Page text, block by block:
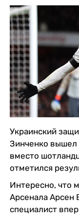
Украинский
Зинченко вышел
вместо
отметился
Интересно, что
Арсенала Арсен
специалист